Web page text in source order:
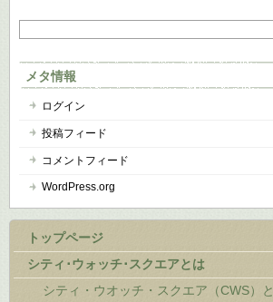
メタ情報
ログイン
投稿フィード
コメントフィード
WordPress.org
トップページ
シティ･ウォッチ･スクエアとは
シティ・ウオッチ・スクエア（CWS）